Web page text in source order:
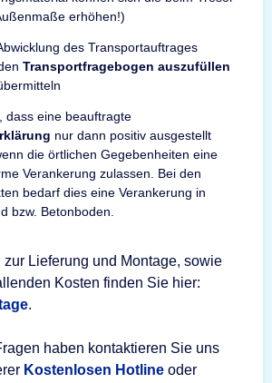
erhöhen!)
des Transportauftrages
Transportfragebogen auszufüllen
dass eine beauftragte
nur dann positiv ausgestellt
die örtlichen Gegebenheiten eine
Verankerung zulassen. Bei den
bedarf dies eine Verankerung in
bzw. Betonboden.
Lieferung und Montage, sowie
Kosten finden Sie hier:
.
haben kontaktieren Sie uns
Kostenlosen Hotline oder